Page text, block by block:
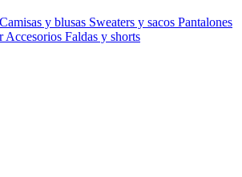
Camisas y blusas Sweaters y sacos Pantalones
Accesorios Faldas y shorts